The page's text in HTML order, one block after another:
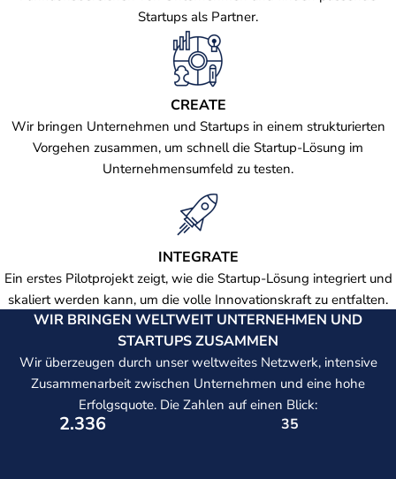
Startups als Partner.
CREATE
Wir bringen Unternehmen und Startups in einem strukturierten
Vorgehen zusammen, um schnell die Startup-Lösung im
Unternehmensumfeld zu testen.
INTEGRATE
Ein erstes Pilotprojekt zeigt, wie die Startup-Lösung integriert und
skaliert werden kann, um die volle Innovationskraft zu entfalten.
WIR BRINGEN WELTWEIT UNTERNEHMEN UND
STARTUPS ZUSAMMEN
Wir überzeugen durch unser weltweites Netzwerk, intensive
Zusammenarbeit zwischen Unternehmen und eine hohe
Erfolgsquote. Die Zahlen auf einen Blick:
2.500 48